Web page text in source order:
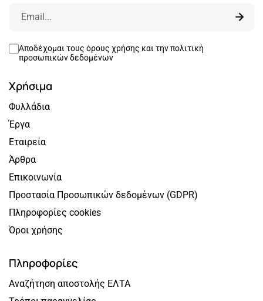
Αποδέχομαι τους όρους χρήσης και τηνπολιτική
προσωπικών δεδομένων
Χρήσιμα
Φυλλάδια
Έργα
Εταιρεία
Άρθρα
Επικοινωνία
Προστασία Προσωπικών δεδομένων (GDPR)
Πληροφορίες cookies
Όροι χρήσης
Πληροφορίες
Αναζήτηση αποστολής ΕΛΤΑ